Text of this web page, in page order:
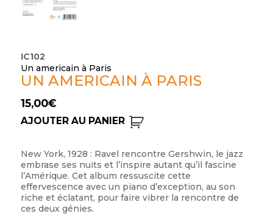
IC102
Un americain à Paris
UN AMERICAIN À PARIS
15,00€
AJOUTER AU PANIER
New York, 1928 : Ravel rencontre Gershwin, le jazz
embrase ses nuits et l’inspire autant qu’il fascine
l’Amérique. Cet album ressuscite cette
effervescence avec un piano d’exception, au son
riche et éclatant, pour faire vibrer la rencontre de
ces deux génies.